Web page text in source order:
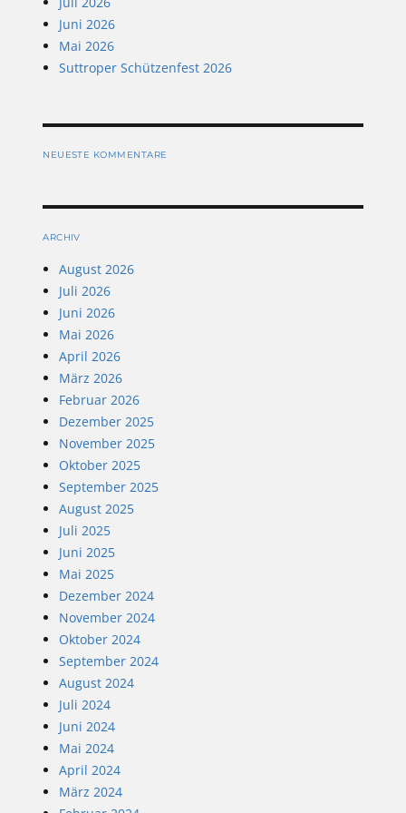
Juni 2026
Mai 2026
Suttroper Schützenfest 2026
NEUESTE KOMMENTARE
ARCHIV
August 2026
Juli 2026
Juni 2026
Mai 2026
April 2026
März 2026
Februar 2026
Dezember 2025
November 2025
Oktober 2025
September 2025
August 2025
Juli 2025
Juni 2025
Mai 2025
Dezember 2024
November 2024
Oktober 2024
September 2024
August 2024
Juli 2024
Juni 2024
Mai 2024
April 2024
März 2024